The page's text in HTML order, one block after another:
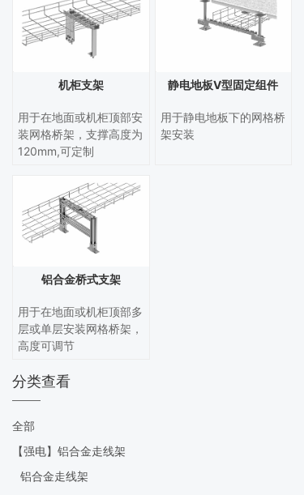
机柜支架
用于在地面或机柜顶部安
装网格桥架，支撑高度为
120mm,可定制
静电地板V型固定组件
用于静电地板下的网格桥
架安装
铝合金桥式支架
用于在地面或机柜顶部多
层或单层安装网格桥架，
高度可调节
分类查看
全部
【强电】铝合金走线架
铝合金走线架